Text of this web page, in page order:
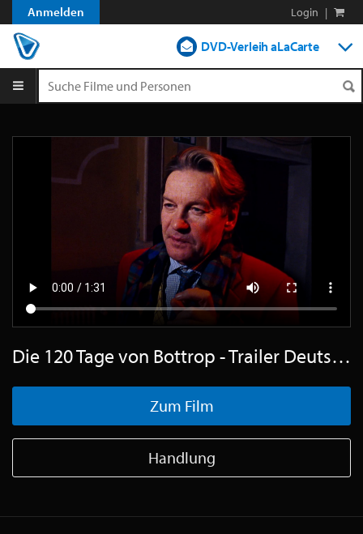
Anmelden Login |
DVD-Verleih aLaCarte
Shop
Blog
Die 120 Tage von Bottrop - Trailer Deutsch HD
Zum Film
Handlung